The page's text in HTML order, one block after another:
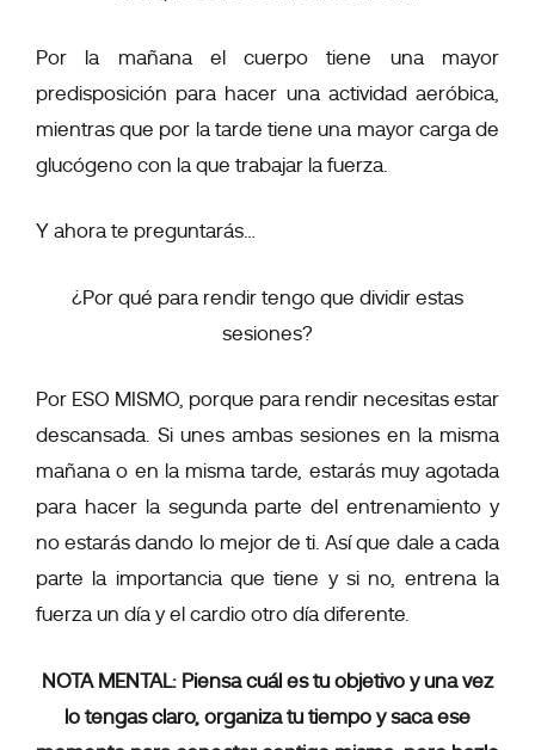
Por la mañana el cuerpo tiene una mayor
predisposición para hacer una actividad aeróbica,
mientras que por la tarde tiene una mayor carga de
glucógeno con la que trabajar la fuerza.
Y ahora te preguntarás…
¿Por qué para rendir tengo que dividir estas
sesiones?
Por ESO MISMO, porque para rendir necesitas estar
descansada. Si unes ambas sesiones en la misma
mañana o en la misma tarde, estarás muy agotada
para hacer la segunda parte del entrenamiento y
no estarás dando lo mejor de ti. Así que dale a cada
parte la importancia que tiene y si no, entrena la
fuerza un día y el cardio otro día diferente.
NOTA MENTAL: Piensa cuál es tu objetivo y una vez
lo tengas claro, organiza tu tiempo y saca ese